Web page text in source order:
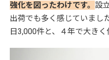
強化を図ったわけです。 設
出荷でも多く感じていまし
日3,000件と、４年で大きく